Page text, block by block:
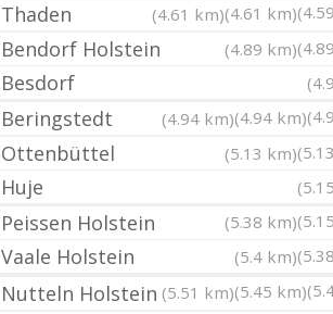
(4.61 km)
Thaden
(4.61 km)
Bendorf Holstein (4.89 km)
Besdorf
(4.94 km)
Beringstedt
(4.94 km)
Ottenbüttel (5.13 km)
Huje
(5.38 km)
Peissen Holstein
Vaale Holstein
(5.4 km)
(5.45 km)
(5.51 km)
Nutteln Holstein